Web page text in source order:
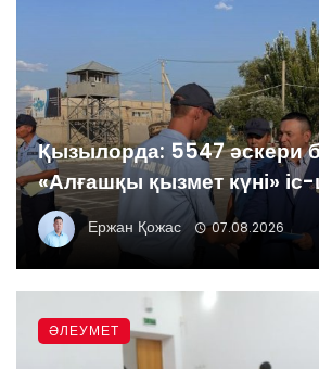
Қызылорда: 5547 әскери
«Алғашқы қызмет күні»
Ержан Қожас 07.08.2026
ӘЛЕУМЕТ